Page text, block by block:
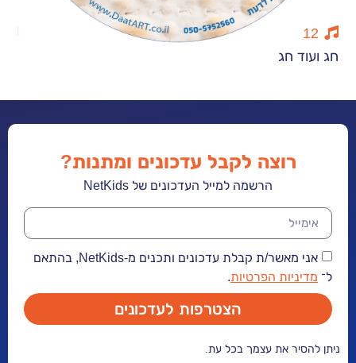
חג
רוצה לקבל עדכונים ומתנות?
הרשמה למייל העדכונים של NetKids
אני מאשר/ת קבלת עדכונים ותכנים מ-NetKids, בהתאם
הפרטיות.
הצטרפות לעדכונים
את עצמך בכל עת.